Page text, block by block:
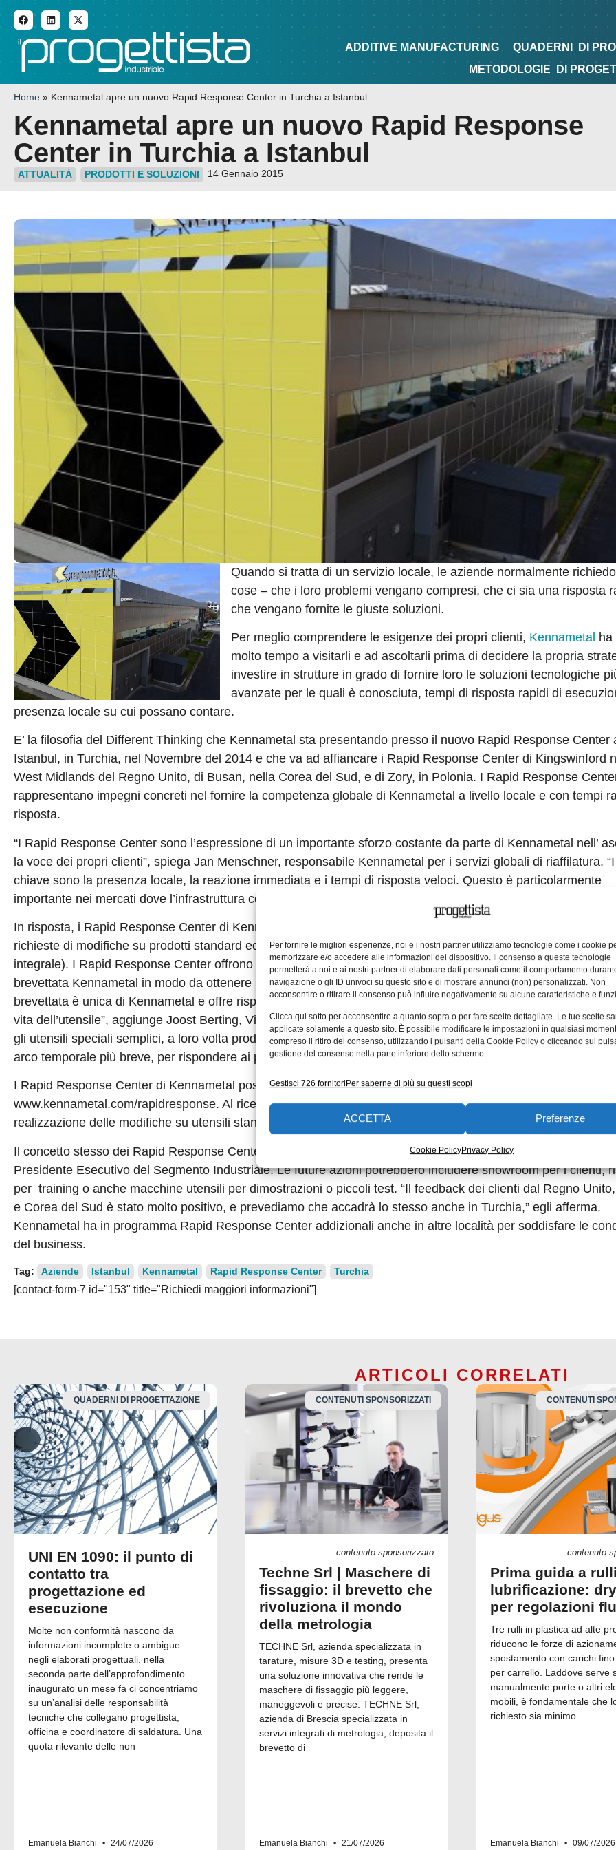
Per fornire le migliori esperienze, noi e i nostri partner utilizziamo tecnologie come i cookie
memorizzare e/o accedere alle informazioni del dispositivo. Il consenso a queste tecnologie
permetterà a noi e ai nostri partner di elaborare dati personali come il comportamento
navigazione o gli ID univoci su questo sito e di mostrare annunci (non) personalizzati. Non
acconsentire o ritirare il consenso può influire negativamente su alcune caratteristiche e
Clicca qui sotto per acconsentire a quanto sopra o per fare scelte dettagliate. Le tue scelte
applicate solamente a questo sito. È possibile modificare le impostazioni in qualsiasi
compreso il ritiro del consenso, utilizzando i pulsanti della Cookie Policy o cliccando sul
gestione del consenso nella parte inferiore dello schermo.
Gestisci 726 fornitoriPer saperne di più su questi scopi
ACCETTA Preferenze
Cookie PolicyPrivacy Policy
ADDITIVE MANUFACTURING QUADERNI DI PROGETTAZIONE TIPS&TRICKS
ADDITIVE MANUFACTURING QUADERNI DI
METODOLOGIE
DI
Home » Kennametal apre un nuovo Rapid Response Center in Turchia a Istanbul
Kennametal apre un nuovo Rapid Response
Center in Turchia a Istanbul
ATTUALITÀ PRODOTTI E SOLUZIONI 14 Gennaio 2015
Quando si tratta di un servizio locale, le aziende normalmente
cose – che i loro problemi vengano compresi, che ci sia una risposta
che vengano fornite le giuste soluzioni.
Per meglio comprendere le esigenze dei propri clienti, Kennametal ha
molto tempo a visitarli e ad ascoltarli prima di decidere la propria
investire in strutture in grado di fornire loro le soluzioni tecnologiche
avanzate per le quali è conosciuta, tempi di risposta rapidi di
presenza locale su cui possano contare.
E’ la filosofia del Different Thinking che Kennametal sta presentando presso il nuovo Rapid Response Center
Istanbul, in Turchia, nel Novembre del 2014 e che va ad affiancare i Rapid Response Center di Kingswinford
West Midlands del Regno Unito, di Busan, nella Corea del Sud, e di Zory, in Polonia. I Rapid Response
rappresentano impegni concreti nel fornire la competenza globale di Kennametal a livello locale e con tempi
risposta.
“I Rapid Response Center sono l’espressione di un importante sforzo costante da parte di Kennametal nell’
la voce dei propri clienti”, spiega Jan Menschner, responsabile Kennametal per i servizi globali di riaffilatura.
chiave sono la presenza locale, la reazione immediata e i tempi di risposta veloci. Questo è particolarmente
importante nei mercati dove l’infrastruttura commerciale si sta ancora sviluppando”.
In risposta, i Rapid Response Center di Kennametal sono focalizzati sulla capacità di rispondere rapidamente
richieste di modifiche su prodotti standard ed alla riaffilatura di utensili cilindrici usati (punte e frese in metallo
integrale). I Rapid Response Center offrono la possibilità di usufruire delle specifiche originali della geometria
brevettata Kennametal in modo da ottenere le massime prestazioni dagli utensili riaffilati. “Questa tecnologia
brevettata è unica di Kennametal e offre risparmi di produttività non solo nel primo utilizzo, ma anche
vita dell’utensile”, aggiunge Joost Berting, Vicepresidente e Amministratore Delegato EMEA e Asia Pacifico.
gli utensili speciali semplici, a loro volta prodotti localmente, utilizzano la stessa tecnologia e sono consegnati
arco temporale più breve, per rispondere ai programmi di produzione dei clienti”.
I Rapid Response Center di Kennametal possono essere contattati telefonicamente, via email oppure online
www.kennametal.com/rapidresponse. Al ricevimento delle richieste, verrà fatta un’offerta entro 24 ore. Per la
realizzazione delle modifiche su utensili standard gli ordini vengono evasi ti entro 10 giorni.
Il concetto stesso dei Rapid Response Center è in evoluzione, secondo Jeswant Gill, Vice Presidente & Vice
Presidente Esecutivo del Segmento Industriale. Le future azioni potrebbero includere showroom per i clienti,
per training o anche macchine utensili per dimostrazioni o piccoli test. “Il feedback dei clienti dal Regno
e Corea del Sud è stato molto positivo, e prevediamo che accadrà lo stesso anche in Turchia,” egli afferma.
Kennametal ha in programma Rapid Response Center addizionali anche in altre località per soddisfare le
del business.
Tag: Aziende Istanbul Kennametal Rapid Response Center Turchia
[contact-form-7 id="153" title="Richiedi maggiori informazioni"]
ARTICOLI CORRELATI
QUADERNI DI PROGETTAZIONE
UNI EN 1090: il punto di
contatto tra
progettazione ed
esecuzione
Molte non conformità nascono da
informazioni incomplete o ambigue
negli elaborati progettuali. nella
seconda parte dell’approfondimento
inaugurato un mese fa ci concentriamo
su un’analisi delle responsabilità
tecniche che collegano progettista,
officina e coordinatore di saldatura. Una
quota rilevante delle non
Emanuela Bianchi 24/07/2026
CONTENUTI SPONSORIZZATI
contenuto sponsorizzato
Techne Srl | Maschere di
fissaggio: il brevetto che
rivoluziona il mondo
della metrologia
TECHNE Srl, azienda specializzata in
tarature, misure 3D e testing, presenta
una soluzione innovativa che rende le
maschere di fissaggio più leggere,
maneggevoli e precise. TECHNE Srl,
azienda di Brescia specializzata in
servizi integrati di metrologia, deposita il
brevetto di
Emanuela Bianchi 21/07/2026
CONTENUTI
contenuto
Prima guida a
lubrificazione:
per regolazioni
Tre rulli in plastica ad alte
riducono le forze di
spostamento con carichi
per carrello. Laddove serve
manualmente porte o altri
mobili, è fondamentale che
richiesto sia minimo
Emanuela Bianchi 09/07/2026